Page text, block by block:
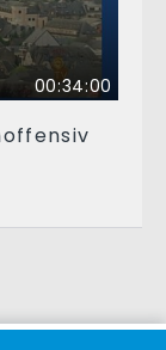
00:34:00